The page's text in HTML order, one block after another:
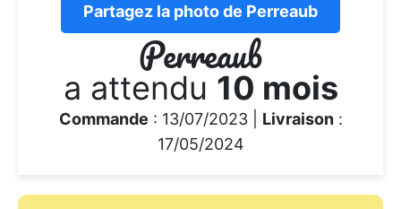
Partagez la photo de Perreaub
Perreaub
a attendu 10 mois
Commande : 13/07/2023 | Livraison:
17/05/2024